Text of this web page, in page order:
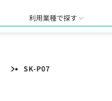
利用業種で探す
SK-P07